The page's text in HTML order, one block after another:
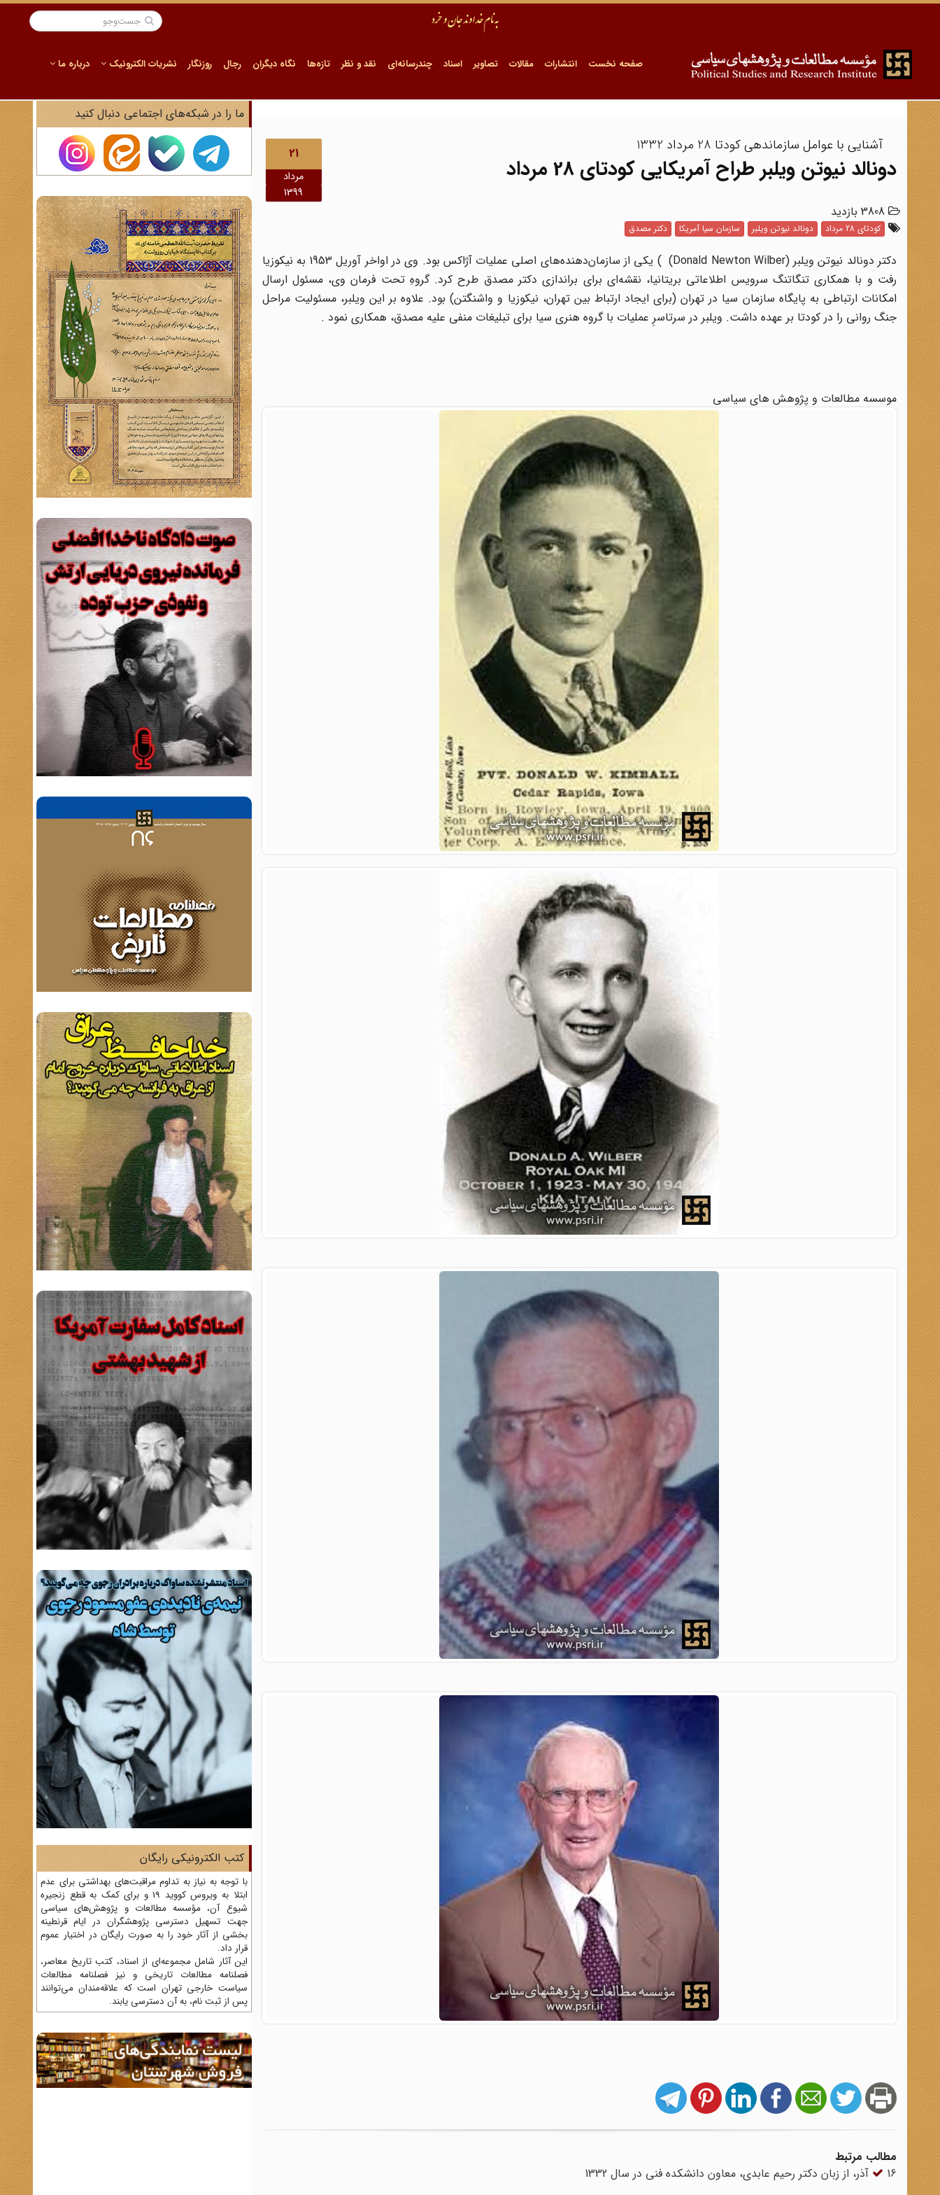
صفحه نخست انتشارات مقالات تصاویر اسناد چندرسانه‌ای نقد و نظر تازه‌ها نگاه دیگران رجال روزنگار نشریات الکترونیک درباره ما
21
مرداد
1399
آشنایی با عوامل سازماندهی کودتا 28 مرداد 1332
دونالد ‌نیوتن ویلبر طراح آمریکایی کودتای 28 مرداد
کودتای 28 مرداد دونالد ‌نیوتن ویلبر سازمان سیا آمریکا دکتر مصدق
‌دکتر دونالد ‌نیوتن ویلبر (Donald Newton Wilber) ) یکی از سازمان‌دهنده‌های اصلی عملیات آژاکس بود. وی در اواخر آوریل 1953 به نیکوزیا
رفت و با همکاری تنگاتنگ سرویس اطلاعاتی بریتانیا، نقشه‌ای برای براندازی دکتر مصدق طرح کرد. گروهِ تحت فرمان وی، مسئول ارسال
امکانات ارتباطی به پایگاه سازمان سیا در تهران (برای ایجاد ارتباط بین تهران، نیکوزیا و واشنگتن) بود. علاوه بر این ویلبر، مسئولیت مراحل
جنگ روانی را در کودتا بر عهده داشت. ویلبر در سرتاسرِ عملیات با گروه هنری سیا برای تبلیغات منفی علیه مصدق، همکاری نمود .
موسسه مطالعات و پژوهش های سیاسی
مطالب مرتبط
16 آذر، از زبان دکتر رحیم عابدی، معاون دانشکده فنی در سال 1332
ما را در شبکه‌های اجتماعی دنبال کنید
کتب الکترونیکی رایگان
با توجه به نیاز به تداوم مراقبت‌های بهداشتی برای عدم
ابتلا به ویروس کووید 19 و برای کمک به قطع زنجیره
شیوع آن، مؤسسه مطالعات و پژوهش‌های سیاسی
جهت تسهیل دسترسی پژوهشگران در ایام قرنطینه
بخشی از آثار خود را به صورت رایگان در اختیار عموم
قرار داد.
این آثار شامل مجموعه‌ای از اسناد، کتب تاریخ معاصر،
فصلنامه‌ مطالعات تاریخی و نیز فصلنامه مطالعات
سیاست خارجی تهران است که علاقه‌مندان می‌توانند
پس از ثبت نام، به آن دسترسی یابند.